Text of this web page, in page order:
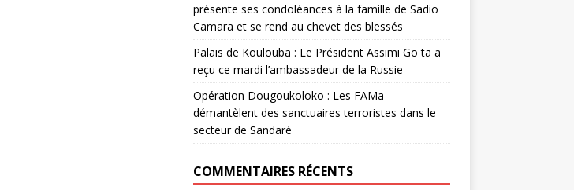
présente ses condoléances à la famille de Sadio
Camara et se rend au chevet des blessés
Palais de Koulouba : Le Président Assimi Goïta a
reçu ce mardi l’ambassadeur de la Russie
Opération Dougoukoloko : Les FAMa
démantèlent des sanctuaires terroristes dans le
secteur de Sandaré
COMMENTAIRES RÉCENTS